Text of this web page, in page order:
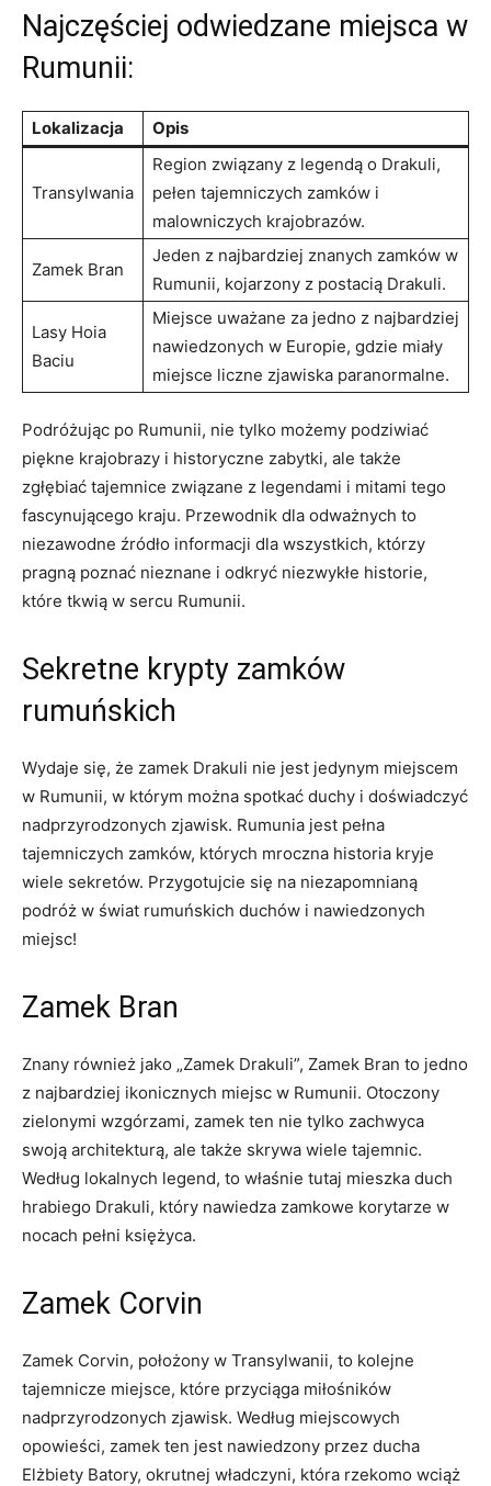
Najczęściej odwiedzane miejsca w
Rumunii:
Lokalizacja Opis
Transylwania
Region⁣ związany‌ z legendą o Drakuli,
pełen tajemniczych zamków i​
malowniczych krajobrazów.
Zamek ⁢Bran
Jeden z⁣ najbardziej znanych zamków ⁢w
Rumunii, kojarzony ⁤z postacią Drakuli.
Lasy Hoia
Baciu
Miejsce uważane za jedno z najbardziej
nawiedzonych w Europie, gdzie miały
miejsce ⁢liczne zjawiska paranormalne.
Podróżując po Rumunii, nie tylko możemy podziwiać
piękne krajobrazy i historyczne⁣ zabytki, ale także
zgłębiać tajemnice związane z legendami⁤ i mitami tego
fascynującego kraju. Przewodnik dla odważnych to
niezawodne źródło‍ informacji dla wszystkich, którzy
pragną ⁢poznać nieznane i odkryć niezwykłe ⁣historie,
które tkwią w sercu Rumunii.
Sekretne krypty zamków
rumuńskich
Wydaje się, że zamek Drakuli nie jest jedynym miejscem
w Rumunii, w którym można spotkać duchy i doświadczyć‌
nadprzyrodzonych ‌zjawisk. Rumunia jest pełna
tajemniczych zamków, których ⁢mroczna historia kryje
wiele sekretów. Przygotujcie się na niezapomnianą
podróż w świat rumuńskich duchów i nawiedzonych
miejsc!
Zamek Bran
Znany również jako „Zamek Drakuli”, Zamek Bran to jedno
z najbardziej ikonicznych ‌miejsc ⁤w Rumunii. Otoczony
zielonymi wzgórzami,⁤ zamek ten nie tylko‌ zachwyca‌
swoją architekturą, ale także skrywa wiele tajemnic.‍
Według lokalnych legend, to właśnie tutaj mieszka duch
hrabiego⁣ Drakuli, który nawiedza​ zamkowe korytarze w‍
nocach pełni ‌księżyca.
Zamek Corvin
Zamek Corvin, położony w Transylwanii, to ‍kolejne
tajemnicze miejsce, które przyciąga miłośników
nadprzyrodzonych zjawisk. Według miejscowych
opowieści, zamek ⁣ten jest nawiedzony przez ducha
Elżbiety Batory, okrutnej władczyni, która rzekomo wciąż